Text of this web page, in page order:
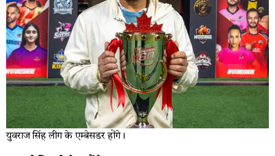
युवराज सिंह लीग के एम्बेसडर होंगे।